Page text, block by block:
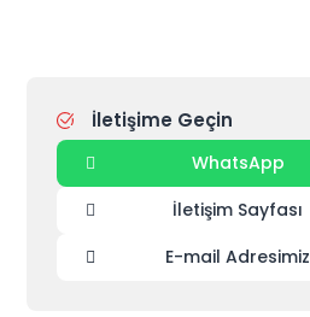
İletişime Geçin
WhatsApp
İletişim Sayfası
E-mail Adresimiz